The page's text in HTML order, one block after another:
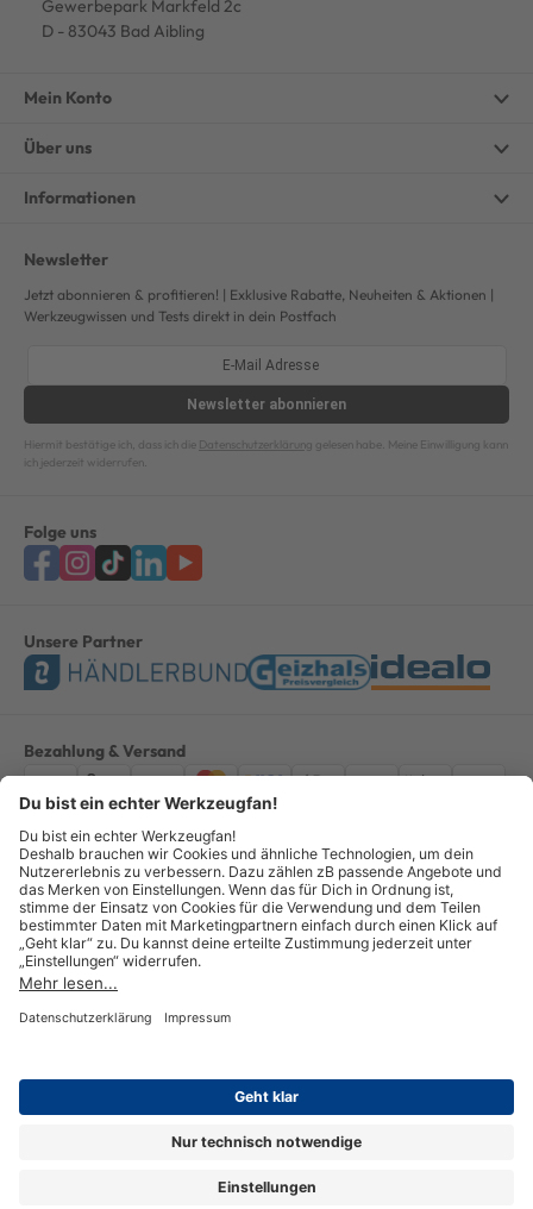
Gewerbepark Markfeld 2c
D - 83043 Bad Aibling
Mein Konto
Über uns
Informationen
Newsletter
Jetzt abonnieren & profitieren! | Exklusive Rabatte, Neuheiten & Aktionen |
Werkzeugwissen und Tests direkt in dein Postfach
Newsletter abonnieren
Hiermit bestätige ich, dass ich die Datenschutzerklärung gelesen habe. Meine Einwilligung kann
ich jederzeit widerrufen.
Folge uns
Unsere Partner
Bezahlung & Versand
ImpressumAGBDatenschutzWiderruf Vertrag widerrufen
Alle Preise verstehen sich inkl. ges. MwSt. *Kostenloser Versand innerhalb
Deutschlands, bei Bestellungen ab 100,00 Euro.
© Copyright 2026 GOTOOLS GmbH - Alle Rechte vorbehalten. powered by
createyourtemplate